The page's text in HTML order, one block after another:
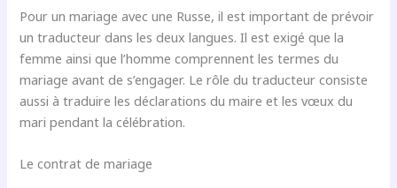
Pour un mariage avec une Russe, il est important de prévoir
un traducteur dans les deux langues. Il est exigé que la
femme ainsi que l’homme comprennent les termes du
mariage avant de s’engager. Le rôle du traducteur consiste
aussi à traduire les déclarations du maire et les vœux du
mari pendant la célébration.
Le contrat de mariage